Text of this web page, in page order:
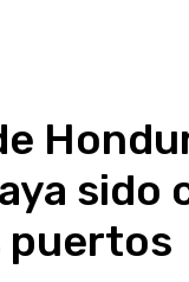
sido
puertos